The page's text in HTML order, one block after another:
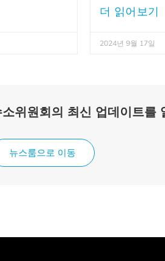
더 읽어보기
2024년 9월 17일
소위원회의 최신 업데이트를
뉴스룸으로 이동